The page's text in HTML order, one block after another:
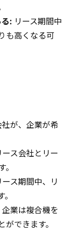
: リース期間中
も高くなる可
社が、企業が希
ス会社とリー
ス期間中、リ
業は複合機を
できます。